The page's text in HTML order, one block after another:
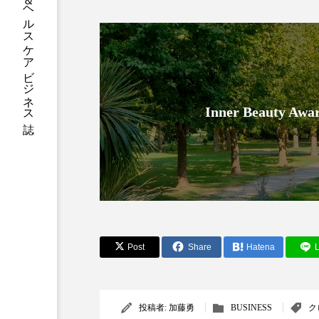
加工アプリ 加工フィル
外出控え 夜 スキンケア
技術経営 技術転用
時間制限食 東洋医学
為替相場 熱中症対策
画像解析 発酵 睡
Inner Beauty
Post Share Hatena
投稿者: 加藤勇 BUSINESS ク